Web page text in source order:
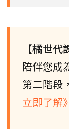
【橘世代
陪伴您成
第二階段
立即了解